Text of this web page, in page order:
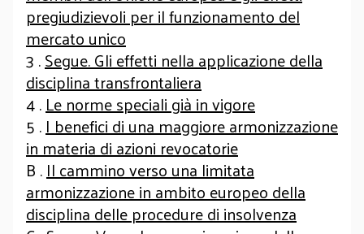
pregiudizievoli per il funzionamento del
mercato unico
3 .Segue. Gli effetti nella applicazione della
disciplina transfrontaliera
4 .Le norme speciali già in vigore
5 .I benefici di una maggiore armonizzazione
in materia di azioni revocatorie
B .Il cammino verso una limitata
armonizzazione in ambito europeo della
disciplina delle procedure di insolvenza